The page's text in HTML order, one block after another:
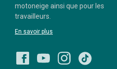
motoneige ainsi que pour les
travailleurs.
En savoir plus